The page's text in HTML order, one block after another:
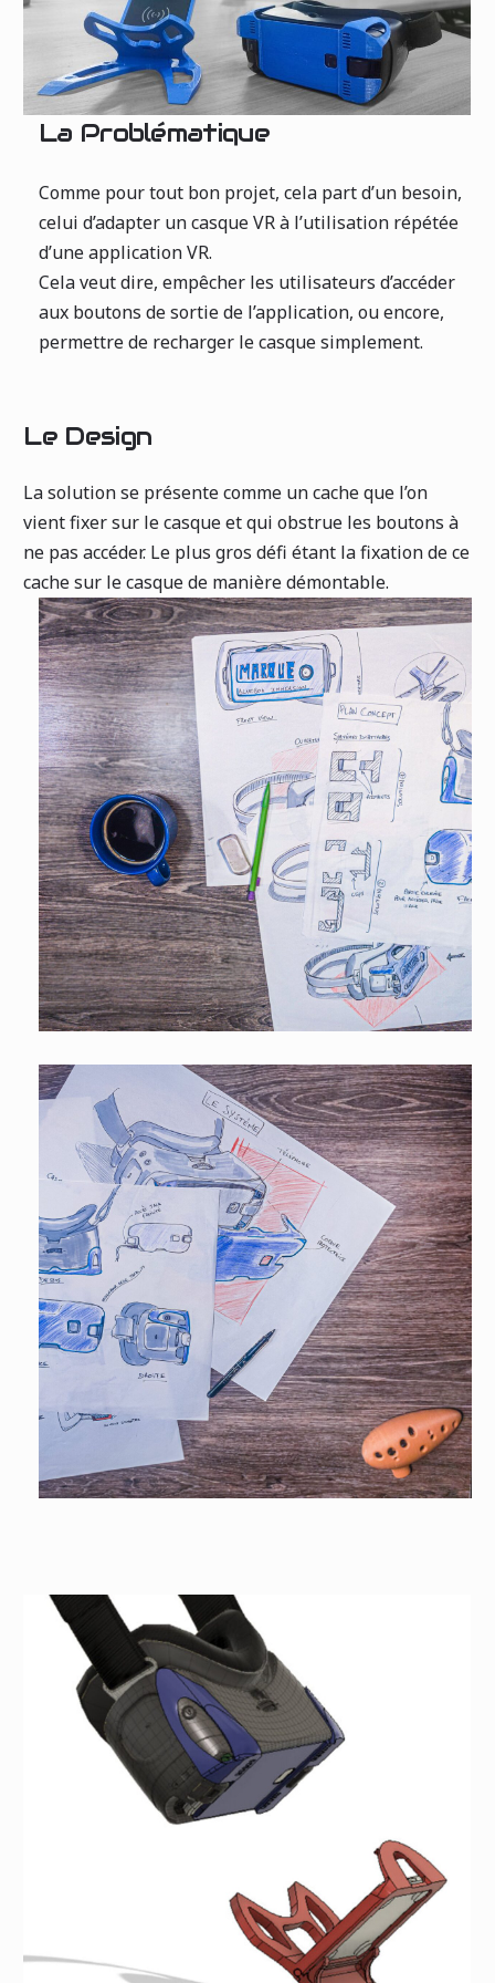
La Problématique
Comme pour tout bon projet, cela part d’un besoin,
celui d’adapter un casque VR à l’utilisation répétée
d’une application VR.
Cela veut dire, empêcher les utilisateurs d’accéder
aux boutons de sortie de l’application, ou encore,
permettre de recharger le casque simplement.
Le Design
La solution se présente comme un cache que l’on
vient fixer sur le casque et qui obstrue les boutons à
ne pas accéder. Le plus gros défi étant la fixation de ce
cache sur le casque de manière démontable.